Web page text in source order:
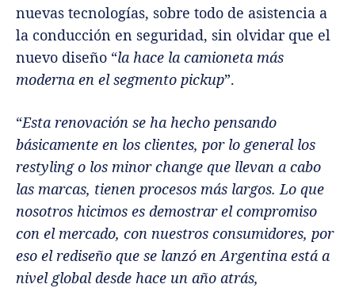
nuevas tecnologías, sobre todo de asistencia a
la conducción en seguridad, sin olvidar que el
nuevo diseño “la hace la camioneta más
moderna en el segmento pickup”.
“Esta renovación se ha hecho pensando
básicamente en los clientes, por lo general los
restyling o los minor change que llevan a cabo
las marcas, tienen procesos más largos. Lo que
nosotros hicimos es demostrar el compromiso
con el mercado, con nuestros consumidores, por
eso el rediseño que se lanzó en Argentina está a
nivel global desde hace un año atrás,